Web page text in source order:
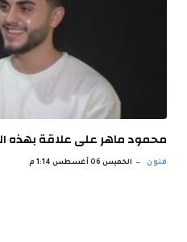
محمود ماهر على علاقة بهذه
فنون الخميس 06 أغسطس 1:14 م